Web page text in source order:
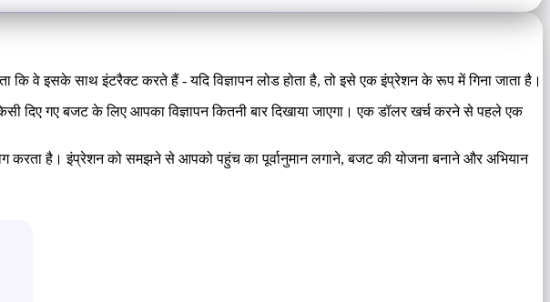
कि वे इसके साथ इंटरैक्ट करते हैं - यदि विज्ञापन लोड होता है, तो इसे एक इंप्रेशन के रूप में गिना जाता है।
दिए गए बजट के लिए आपका विज्ञापन कितनी बार दिखाया जाएगा। एक डॉलर खर्च करने से पहले एक
करता है। इंप्रेशन को समझने से आपको पहुंच का पूर्वानुमान लगाने, बजट की योजना बनाने और अभियान